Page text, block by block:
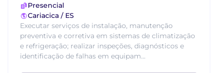
Presencial
Cariacica / ES
Executar serviços de instalação, manutenção
preventiva e corretiva em sistemas de climatização
e refrigeração; realizar inspeções, diagnósticos e
identificação de falhas em equipam...